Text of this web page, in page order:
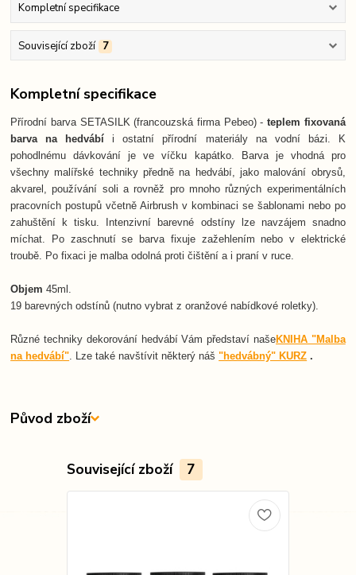
Kompletní specifikace
Související zboží 7
Kompletní specifikace
Přírodní barva SETASILK (francouzská firma Pebeo) -teplem fixovaná
barva na hedvábí i ostatní přírodní materiály na vodní bázi. K
pohodlnému dávkování je ve víčku kapátko. Barva je vhodná pro
všechny malířské techniky předně na hedvábí, jako malování obrysů,
akvarel, používání soli a rovněž pro mnoho různých experimentálních
pracovních postupů včetně Airbrush v kombinaci se šablonami nebo po
zahuštění k tisku. Intenzivní barevné odstíny lze navzájem snadno
míchat. Po zaschnutí se barva fixuje zažehlením nebo v elektrické
troubě. Po fixaci je malba odolná proti čištění a i praní v ruce.
Objem45ml.
19 barevných odstínů (nutno vybrat z oranžové nabídkové roletky).
Různé techniky dekorování hedvábí Vám představí našeKNIHA "Malba
na hedvábí". Lze také navštívit některý náš"hedvábný" KURZ .
Původ zboží
Související zboží 7